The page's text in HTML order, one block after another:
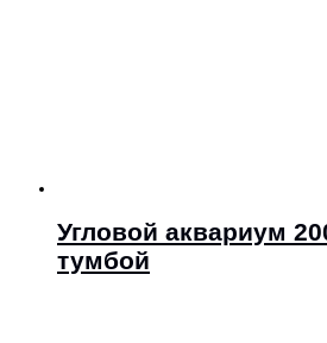
Угловой аквариум
тумбой